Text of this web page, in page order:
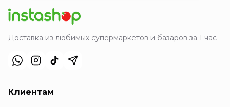
Доставка из любимых супермаркетов и базаров за 1 час
Клиентам